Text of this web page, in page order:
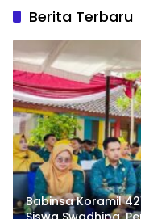
Berita Terbaru
Babinsa Koramil